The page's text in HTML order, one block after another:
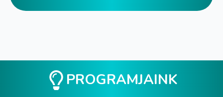
PROGRAMJAINK